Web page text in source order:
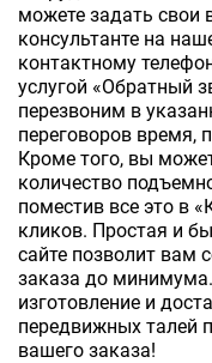
можете задать свои
консультанте на
контактному
услугой «Обратный
перезвоним в
переговоров время,
Кроме того, вы
количество
поместив все это в
кликов. Простая и
сайте позволит вам
заказа до
изготовление и
передвижных талей
вашего заказа!